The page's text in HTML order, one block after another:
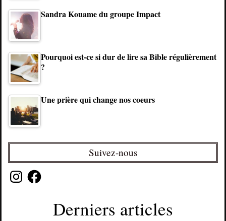
Sandra Kouame du groupe Impact
Pourquoi est-ce si dur de lire sa Bible régulièrement
?
Une prière qui change nos coeurs
Suivez-nous
InstagramFacebook
Derniers articles